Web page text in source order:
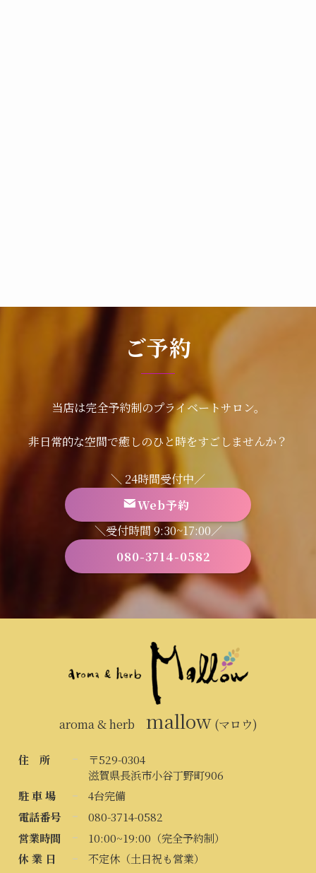
ご予約
当店は完全予約制のプライベートサロン。
非日常的な空間で癒しのひと時をすごしませんか？
＼ 24時間受付中／
Web予約
＼受付時間 9:30~17:00／
080-3714-0582
aroma & herb mallow(マロウ)
住 所
〒529-0304
滋賀県長浜市小谷丁野町906
駐 車 場
4台完備
電話番号
080-3714-0582
営業時間
10:00~19:00（完全予約制）
休 業 日
不定休（土日祝も営業）